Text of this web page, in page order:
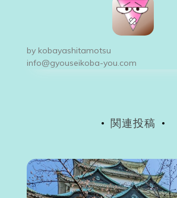
ー
シ
by kobayashitamotsu
info@gyouseikoba-you.com
関連投稿